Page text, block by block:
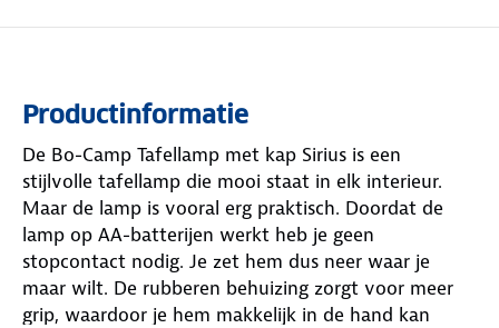
Productinformatie
De Bo-Camp Tafellamp met kap Sirius is een
stijlvolle tafellamp die mooi staat in elk interieur.
Maar de lamp is vooral erg praktisch. Doordat de
lamp op AA-batterijen werkt heb je geen
stopcontact nodig. Je zet hem dus neer waar je
maar wilt. De rubberen behuizing zorgt voor meer
grip, waardoor je hem makkelijk in de hand kan